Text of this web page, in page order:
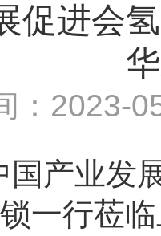
促进会
： 2023-
国产业发
一行莅